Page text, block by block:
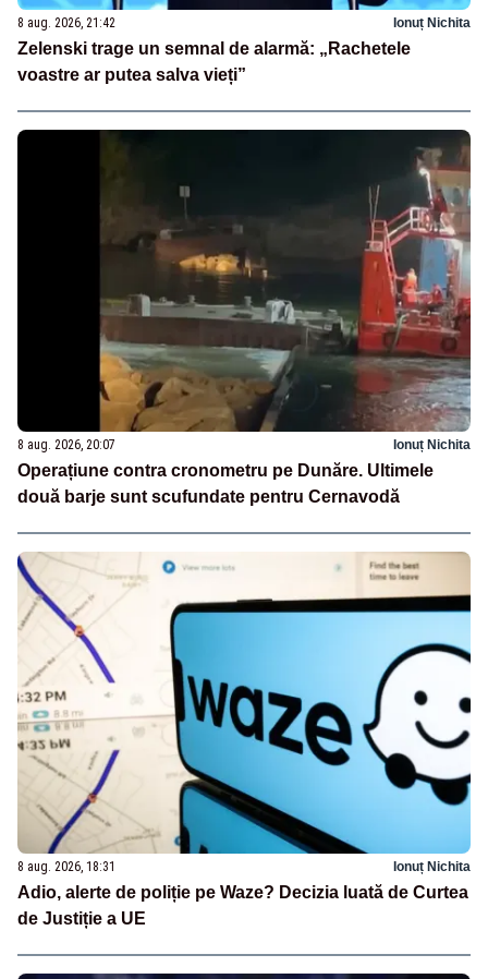
8 aug. 2026, 21:42 Ionuț Nichita
Zelenski trage un semnal de alarmă: „Rachetele
voastre ar putea salva vieți”
8 aug. 2026, 20:07 Ionuț Nichita
Operațiune contra cronometru pe Dunăre. Ultimele
două barje sunt scufundate pentru Cernavodă
8 aug. 2026, 18:31 Ionuț Nichita
Adio, alerte de poliție pe Waze? Decizia luată de Curtea
de Justiție a UE